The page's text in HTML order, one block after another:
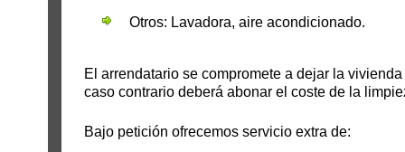
Otros: Lavadora, aire acondicionado.
El arrendatario se compromete a dejar la
caso contrario deberá abonar el coste de la
Bajo petición ofrecemos servicio extra de: